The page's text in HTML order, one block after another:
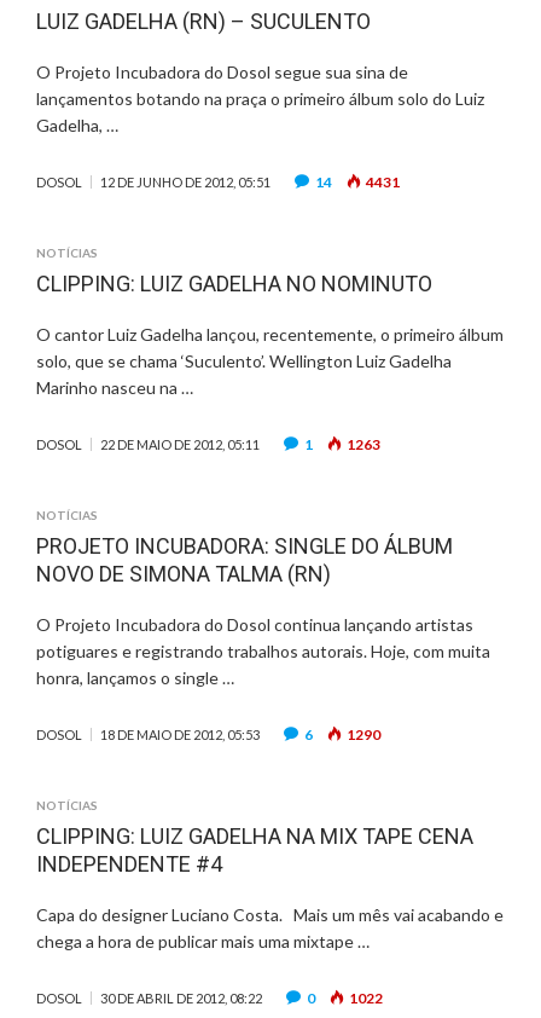
LUIZ GADELHA (RN) – SUCULENTO
O Projeto Incubadora do Dosol segue sua sina de
lançamentos botando na praça o primeiro álbum solo do Luiz
Gadelha, …
DOSOL 12 DE JUNHO DE 2012, 05:51 14 4431
NOTÍCIAS
CLIPPING: LUIZ GADELHA NO NOMINUTO
O cantor Luiz Gadelha lançou, recentemente, o primeiro álbum
solo, que se chama ‘Suculento’. Wellington Luiz Gadelha
Marinho nasceu na …
DOSOL 22 DE MAIO DE 2012, 05:11 1 1263
NOTÍCIAS
PROJETO INCUBADORA: SINGLE DO ÁLBUM
NOVO DE SIMONA TALMA (RN)
O Projeto Incubadora do Dosol continua lançando artistas
potiguares e registrando trabalhos autorais. Hoje, com muita
honra, lançamos o single …
DOSOL 18 DE MAIO DE 2012, 05:53 6 1290
NOTÍCIAS
CLIPPING: LUIZ GADELHA NA MIX TAPE CENA
INDEPENDENTE #4
Capa do designer Luciano Costa. Mais um mês vai acabando e
chega a hora de publicar mais uma mixtape …
DOSOL 30 DE ABRIL DE 2012, 08:22 0 1022